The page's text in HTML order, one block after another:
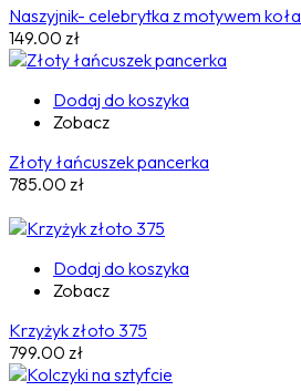
Naszyjnik- celebrytka z motywem koła
149.00 zł
Dodaj do koszyka
Zobacz
Złoty łańcuszek pancerka
785.00 zł
Dodaj do koszyka
Zobacz
Krzyżyk złoto 375
799.00 zł